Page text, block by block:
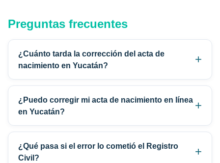
Preguntas frecuentes
¿Cuánto tarda la corrección del acta de
nacimiento en Yucatán?
¿Puedo corregir mi acta de nacimiento en línea
en Yucatán?
¿Qué pasa si el error lo cometió el Registro
Civil?